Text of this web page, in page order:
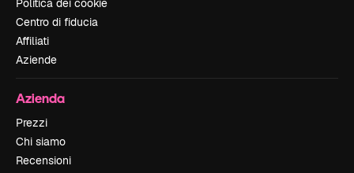
Politica dei cookie
Centro di fiducia
Affiliati
Aziende
Azienda
Prezzi
Chi siamo
Recensioni